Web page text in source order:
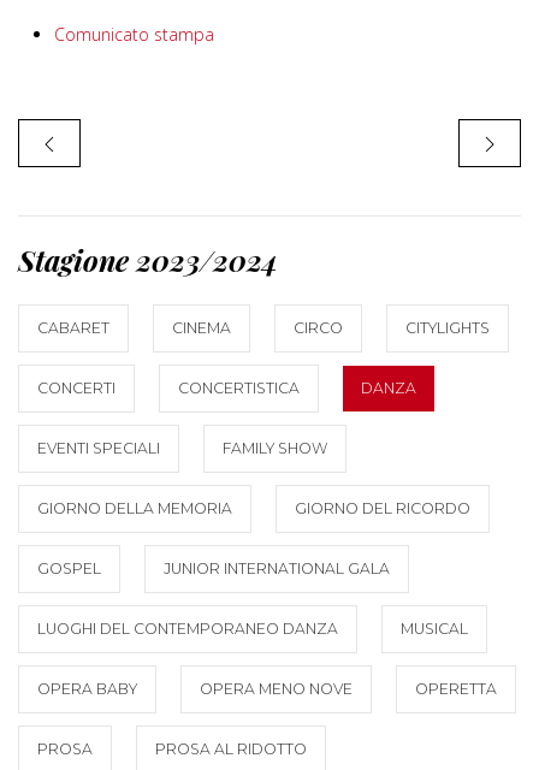
Comunicato stampa
Stagione 2023/2024
CABARET CINEMA CIRCO CITYLIGHTS
CONCERTI CONCERTISTICA DANZA
EVENTI SPECIALI FAMILY SHOW
GIORNO DELLA MEMORIA GIORNO DEL RICORDO
GOSPEL JUNIOR INTERNATIONAL GALA
LUOGHI DEL CONTEMPORANEO DANZA MUSICAL
OPERA BABY OPERA MENO NOVE OPERETTA
PROSA PROSA AL RIDOTTO